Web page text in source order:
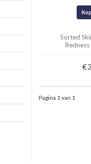
Sorted
Pagina 1 van 1